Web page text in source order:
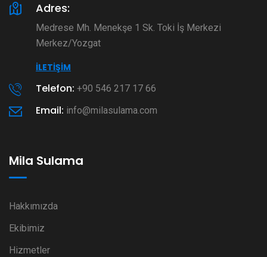
Adres:
Medrese Mh. Menekşe 1 Sk. Toki İş Merkezi
Merkez/Yozgat
İLETIŞIM
Telefon: +90 546 217 17 66
Email: info@milasulama.com
Mila Sulama
Hakkımızda
Ekibimiz
Hizmetler